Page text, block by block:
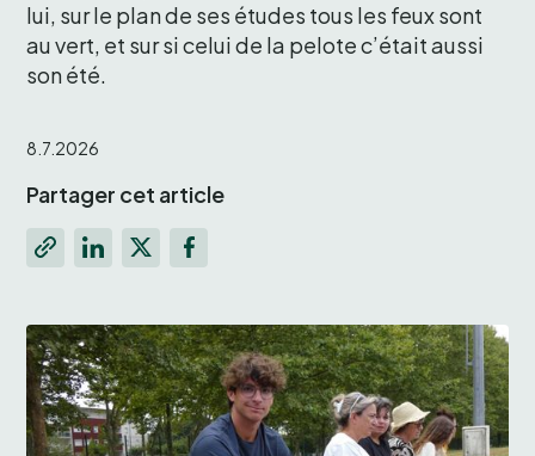
lui, sur le plan de ses études tous les feux sont
au vert, et sur si celui de la pelote c’était aussi
8.7.2026
Partager cet article